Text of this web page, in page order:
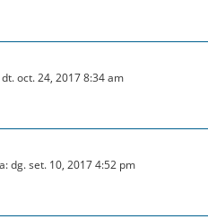
oct. 24, 2017 8:34 am
dg. set. 10, 2017 4:52 pm